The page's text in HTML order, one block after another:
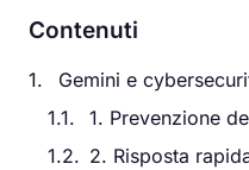
Contenuti
1. Prevenzione
2. Risposta